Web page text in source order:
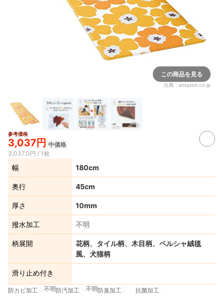
この商品を見る
出典： amazon.co.jp
参考価格
3,037円 中価格
3,037.0円 / 1枚
幅 180cm
奥行 45cm
厚さ 10mm
撥水加工 不明
柄展開
花柄、タイル柄、木目柄、ペルシャ絨毯
風、犬猫柄
滑り止め付き
防カビ加工 不明防汚加工 不明防臭加工
抗菌加工